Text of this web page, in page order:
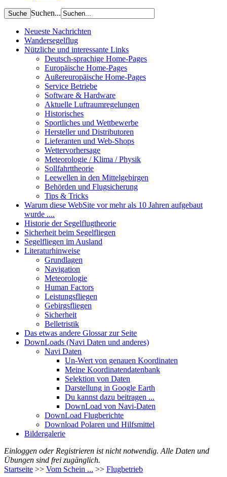
Suchen...
Neueste Nachrichten
Wandersegelflug
Nützliche und interessante Links
Deutsch-sprachige Home-Pages
Europäische Home-Pages
Außereuropäische Home-Pages
Service Betriebe
Software & Hardware
Aktuelle Luftraumregelungen
Historisches
Sportliches und Wettbewerbe
Hersteller und Distributoren
Lieferanten und Web-Shops
Wettervorhersage
Meteorologie / Klima / Physik
Sollfahrttheorie
Leewellen in den Mittelgebirgen
Behörden und Flugsicherung
Tips & Tricks
Warum diese WebSite vor mehr als 10 Jahren aufgebaut
wurde ....
Historie der Segelflugtheorie
Sicherheit beim Segelfliegen
Segelfliegen im Ausland
Literaturhinweise
Grundlagen
Navigation
Meteorologie
Human Factors
Leistungsfliegen
Gebirgsfliegen
Sicherheit
Belletristik
Das etwas andere Glossar zur Seite
DownLoads (Navi Daten und anderes)
Navi Daten
Un-Wert von genauen Koordinaten
Meine Koordinatendatenbank
Selektion von Daten
Darstellung in Google Earth
Du kannst dazu beitragen ...
DownLoad von Navi-Daten
DownLoad Flugberichte
Download Polaren und Hilfsmittel
Bildergalerie
Einloggen oder Registrieren ist nicht notwendig. Alle Daten und
Übungen sind frei zugänglich.
Startseite >> Vom Schein ... >> Flugbetrieb